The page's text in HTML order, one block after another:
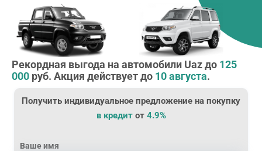
Рекордная выгода на автомобили Uaz до 125
000 руб. Акция действует до 10 августа.
Получить индивидуальное предложение на покупку
в кредитот 4.9%
Ваше имя